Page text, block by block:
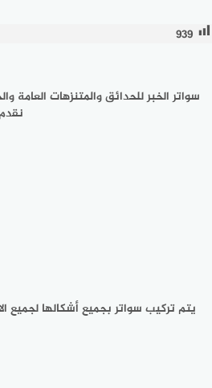
939
سواتر الخبر للحدائق والمتنزهات
يتم تركيب سواتر بجميع أشكالها